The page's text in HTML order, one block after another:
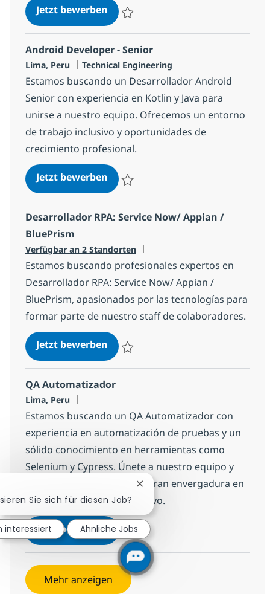
Jetzt bewerbenData Engineer
Android Developer - Senior
Standort
Lima, Peru Kategorie
Technical Engineering
Estamos buscando un Desarrollador Android
Senior con experiencia en Kotlin y Java para
unirse a nuestro equipo. Ofrecemos un entorno
de trabajo inclusivo y oportunidades de
crecimiento profesional.
Jetzt bewerbenAndroid Developer - Senior
Desarrollador RPA: Service Now/ Appian /
BluePrism
Verfügbar an 2 Standorten
Estamos buscando profesionales expertos en
Desarrollador RPA: Service Now/ Appian /
BluePrism, apasionados por las tecnologías para
formar parte de nuestro staff de colaboradores.
Jetzt bewerbenDesarrollador RPA: Service Now/
QA Automatizador
Standort
Lima, Peru
Estamos buscando un QA Automatizador con
experiencia en automatización de pruebas y un
sólido conocimiento en herramientas como
Selenium y Cypress. Únete a nuestro equipo y
contribuye a proyectos de gran envergadura en
un entorno ágil y colaborativo.
Jetzt bewerbenQA Automatizador
Speichern QA Automatizador
Mehr anzeigen
Sie sich für diesen Job?
Chatbot-Benachrichtigung
interessiert Ähnliche Jobs